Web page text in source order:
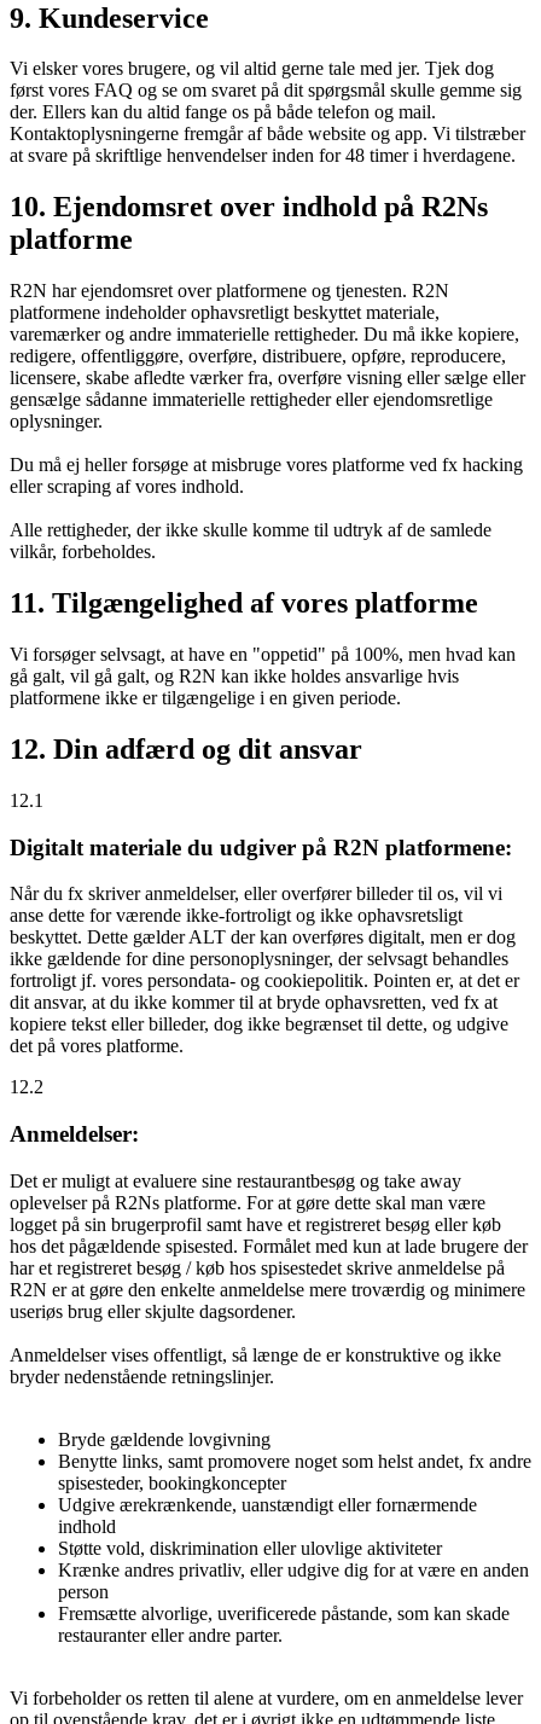
9. Kundeservice
Vi elsker vores brugere, og vil altid gerne tale med jer. Tjek dog
først vores FAQ og se om svaret på dit spørgsmål skulle gemme sig
der. Ellers kan du altid fange os på både telefon og mail.
Kontaktoplysningerne fremgår af både website og app. Vi tilstræber
at svare på skriftlige henvendelser inden for 48 timer i hverdagene.
10. Ejendomsret over indhold på R2Ns
platforme
R2N har ejendomsret over platformene og tjenesten. R2N
platformene indeholder ophavsretligt beskyttet materiale,
varemærker og andre immaterielle rettigheder. Du må ikke kopiere,
redigere, offentliggøre, overføre, distribuere, opføre, reproducere,
licensere, skabe afledte værker fra, overføre visning eller sælge eller
gensælge sådanne immaterielle rettigheder eller ejendomsretlige
oplysninger.
Du må ej heller forsøge at misbruge vores platforme ved fx hacking
eller scraping af vores indhold.
Alle rettigheder, der ikke skulle komme til udtryk af de samlede
vilkår, forbeholdes.
11. Tilgængelighed af vores platforme
Vi forsøger selvsagt, at have en "oppetid" på 100%, men hvad kan
gå galt, vil gå galt, og R2N kan ikke holdes ansvarlige hvis
platformene ikke er tilgængelige i en given periode.
12. Din adfærd og dit ansvar
12.1
Digitalt materiale du udgiver på R2N platformene:
Når du fx skriver anmeldelser, eller overfører billeder til os, vil vi
anse dette for værende ikke-fortroligt og ikke ophavsretsligt
beskyttet. Dette gælder ALT der kan overføres digitalt, men er dog
ikke gældende for dine personoplysninger, der selvsagt behandles
fortroligt jf. vores persondata- og cookiepolitik. Pointen er, at det er
dit ansvar, at du ikke kommer til at bryde ophavsretten, ved fx at
kopiere tekst eller billeder, dog ikke begrænset til dette, og udgive
det på vores platforme.
12.2
Anmeldelser:
Det er muligt at evaluere sine restaurantbesøg og take away
oplevelser på R2Ns platforme. For at gøre dette skal man være
logget på sin brugerprofil samt have et registreret besøg eller køb
hos det pågældende spisested. Formålet med kun at lade brugere der
har et registreret besøg / køb hos spisestedet skrive anmeldelse på
R2N er at gøre den enkelte anmeldelse mere troværdig og minimere
useriøs brug eller skjulte dagsordener.
Anmeldelser vises offentligt, så længe de er konstruktive og ikke
bryder nedenstående retningslinjer.
Bryde gældende lovgivning
Benytte links, samt promovere noget som helst andet, fx andre
spisesteder, bookingkoncepter
Udgive ærekrænkende, uanstændigt eller fornærmende
indhold
Støtte vold, diskrimination eller ulovlige aktiviteter
Krænke andres privatliv, eller udgive dig for at være en anden
person
Fremsætte alvorlige, uverificerede påstande, som kan skade
restauranter eller andre parter.
Vi forbeholder os retten til alene at vurdere, om en anmeldelse lever
op til ovenstående krav, det er i øvrigt ikke en udtømmende liste.